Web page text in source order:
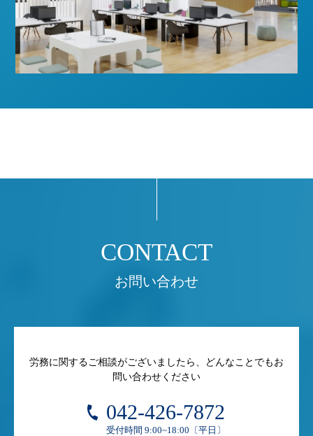
お問い合わせ
労務に関するご相談がございましたら、どんなことでもお
問い合わせください
042-426-7872
受付時間 9:00~18:00〔平日〕